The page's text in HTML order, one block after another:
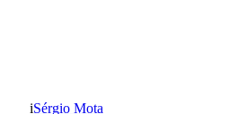
Sérgio Mota